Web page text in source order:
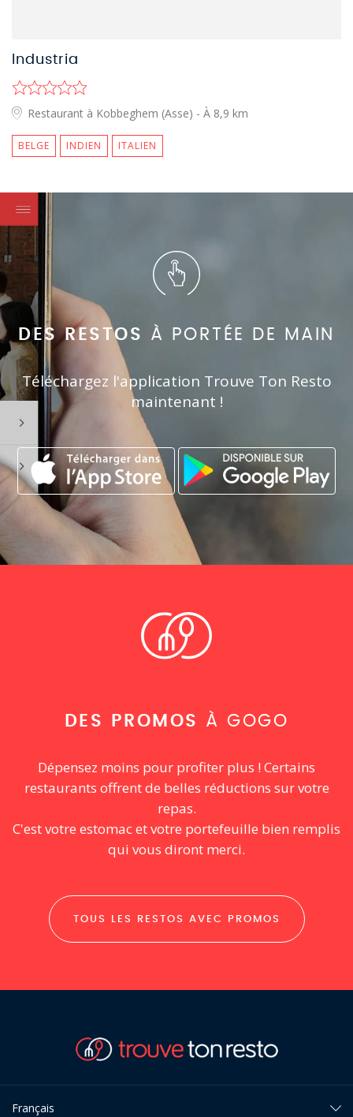
Industria
Restaurant à Kobbeghem (Asse) - À 8,9 km
BELGE INDIEN ITALIEN
DES RESTOS À PORTÉE DE MAIN
Téléchargez l'application Trouve Ton Resto
maintenant !
DES PROMOS À GOGO
Dépensez moins pour profiter plus ! Certains
restaurants offrent de belles réductions sur votre
repas.
C'est votre estomac et votre portefeuille bien remplis
qui vous diront merci.
TOUS LES RESTOS AVEC PROMOS
Français